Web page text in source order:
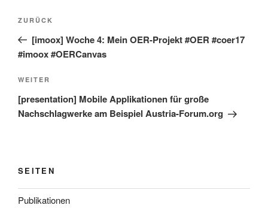
Beitragsnavigation
Vorheriger
Beitrag
ZURÜCK
[imoox] Woche 4: Mein OER-Projekt #OER #coer17
#imoox #OERCanvas
Nächster
Beitrag
WEITER
[presentation] Mobile Applikationen für große
Nachschlagwerke am Beispiel Austria-Forum.org
SEITEN
Publikationen